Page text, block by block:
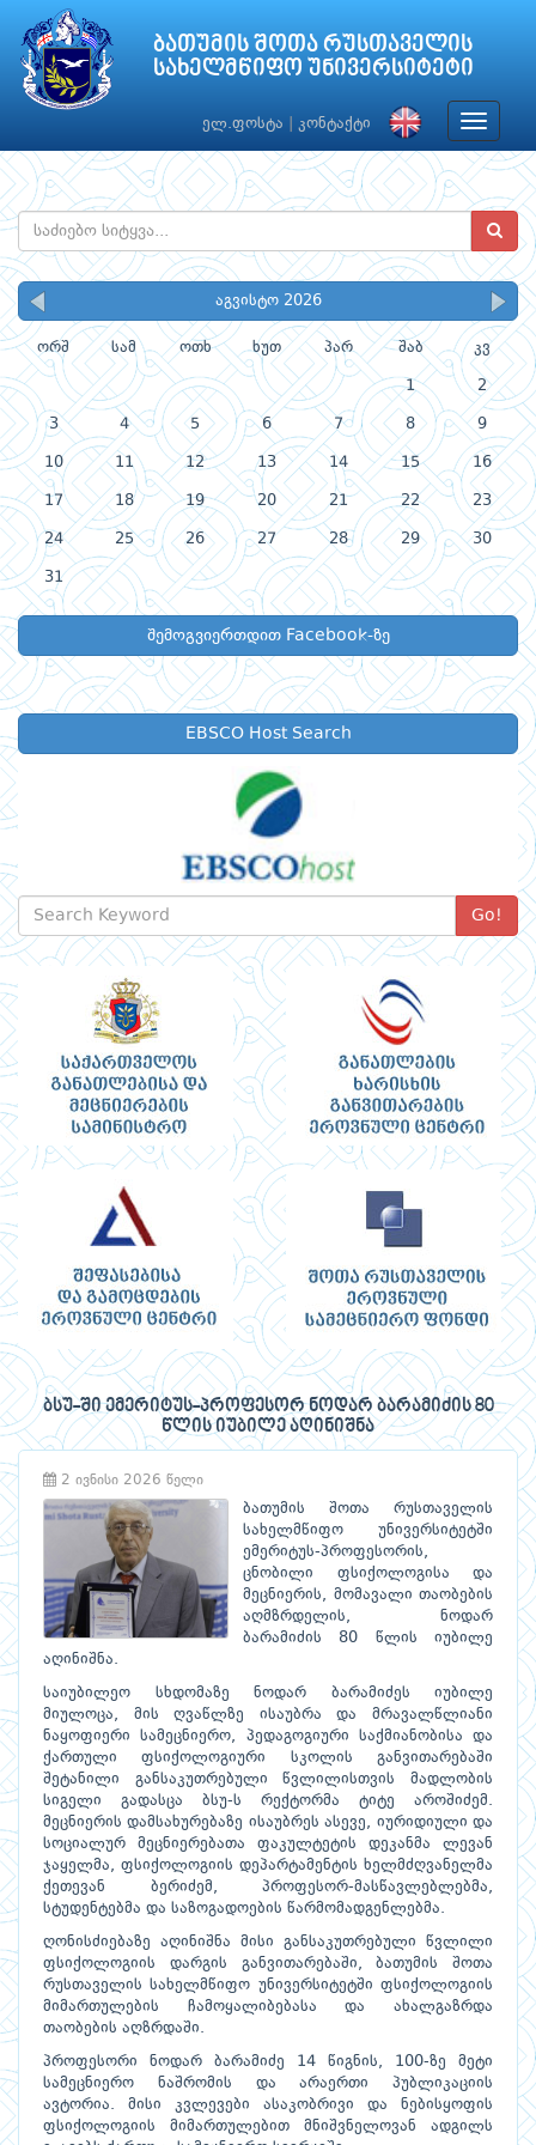
ბათუმის შოთა რუსთაველის
სახელმწიფო უნივერსიტეტი
ელ.ფოსტა კონტაქტი
Toggle
აგვისტო 2026
ორშ სამ ოთხ ხუთ პარ შაბ კვ
1 2
3 4 5 6 7 8 9
10 11 12 13 14 15 16
17 18 19 20 21 22 23
24 25 26 27 28 29 30
31
შემოგვიერთდით Facebook-ზე
EBSCO Host Search
Go!
ბსუ-ში ემერიტუს-პროფესორ ნოდარ ბარამიძის 80
წლის იუბილე აღინიშნა
2 ივნისი 2026 წელი
ბათუმის შოთა რუსთაველის
სახელმწიფო უნივერსიტეტში
ემერიტუს-პროფესორის,
ცნობილი ფსიქოლოგისა და
მეცნიერის, მომავალი თაობების
აღმზრდელის, ნოდარ
ბარამიძის 80 წლის იუბილე
აღინიშნა.
საიუბილეო სხდომაზე ნოდარ ბარამიძეს იუბილე
მიულოცა, მის ღვაწლზე ისაუბრა და მრავალწლიანი
ნაყოფიერი სამეცნიერო, პედაგოგიური საქმიანობისა და
ქართული ფსიქოლოგიური სკოლის განვითარებაში
შეტანილი განსაკუთრებული წვლილისთვის მადლობის
სიგელი გადასცა ბსუ-ს რექტორმა ტიტე აროშიძემ.
მეცნიერის დამსახურებაზე ისაუბრეს ასევე, იურიდიული და
სოციალურ მეცნიერებათა ფაკულტეტის დეკანმა ლევან
ჯაყელმა, ფსიქოლოგიის დეპარტამენტის ხელმძღვანელმა
ქეთევან ბერიძემ, პროფესორ-მასწავლებლებმა,
სტუდენტებმა და საზოგადოების წარმომადგენლებმა.
ღონისძიებაზე აღინიშნა მისი განსაკუთრებული წვლილი
ფსიქოლოგიის დარგის განვითარებაში, ბათუმის შოთა
რუსთაველის სახელმწიფო უნივერსიტეტში ფსიქოლოგიის
მიმართულების ჩამოყალიბებასა და ახალგაზრდა
თაობების აღზრდაში.
პროფესორი ნოდარ ბარამიძე 14 წიგნის, 100-ზე მეტი
სამეცნიერო ნაშრომის და არაერთი პუბლიკაციის
ავტორია. მისი კვლევები ასაკობრივი და ნებისყოფის
ფსიქოლოგიის მიმართულებით მნიშვნელოვან ადგილს